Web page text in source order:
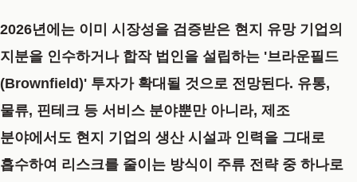
2026년에는 이미 시장성을 검증받은 현지 유망 기업의
지분을 인수하거나 합작 법인을 설립하는 '브라운필드
(Brownfield)' 투자가 확대될 것으로 전망된다. 유통,
물류, 핀테크 등 서비스 분야뿐만 아니라, 제조
분야에서도 현지 기업의 생산 시설과 인력을 그대로
흡수하여 리스크를 줄이는 방식이 주류 전략 중 하나로